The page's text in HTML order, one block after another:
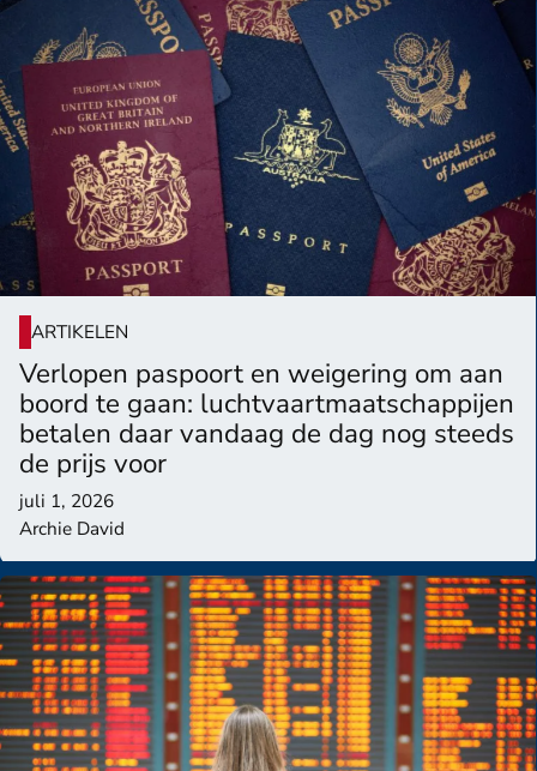
ARTIKELEN
Verlopen paspoort en weigering om aan
boord te gaan: luchtvaartmaatschappijen
betalen daar vandaag de dag nog steeds
de prijs voor
juli 1, 2026
Archie David